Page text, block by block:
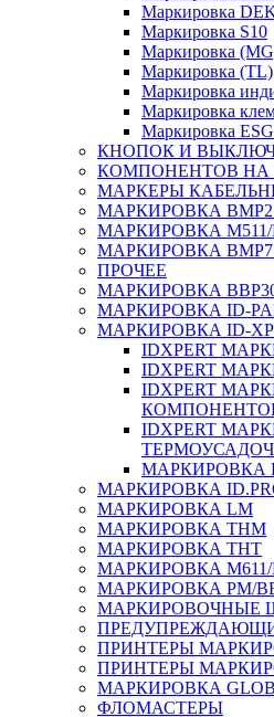
Маркировка
Маркировка S10
Маркировка
Маркировка (TL)
Маркировка
Маркировка
Маркировка ESG
КНОПОК И
КОМПОНЕНТОВ НА
МАРКЕРЫ
МАРКИРОВКА
МАРКИРОВКА M511/
МАРКИРОВКА
ПРОЧЕЕ
МАРКИРОВКА BBP30/
МАРКИРОВКА ID-
МАРКИРОВКА ID-
IDXPERT
IDXPERT
IDXPERT
IDXPERT
МАРКИРОВКА
МАРКИРОВКА
МАРКИРОВКА LM
МАРКИРОВКА THM
МАРКИРОВКА THT
МАРКИРОВКА M611/
МАРКИРОВКА PM/
МАРКИРОВОЧНЫЕ
ПРИНТЕРЫ
ПРИНТЕРЫ
МАРКИРОВКА
ФЛОМАСТЕРЫ